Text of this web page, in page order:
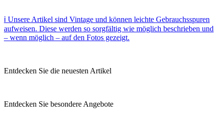
ℹ️ Unsere Artikel sind Vintage und können leichte Gebrauchsspuren
aufweisen. Diese werden so sorgfältig wie möglich beschrieben und
– wenn möglich – auf den Fotos gezeigt.
Entdecken Sie die neuesten Artikel
Entdecken Sie besondere Angebote